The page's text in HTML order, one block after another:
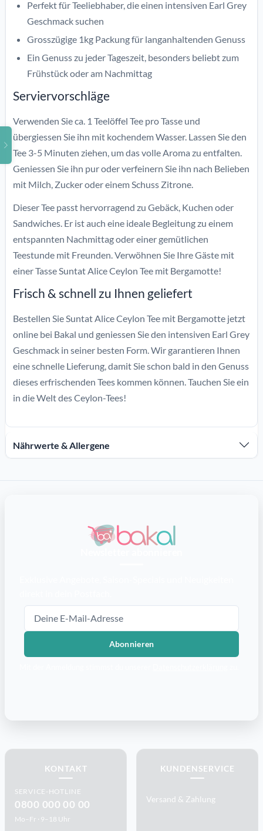
Perfekt für Teeliebhaber, die einen intensiven Earl Grey
Geschmack suchen
Grosszügige 1kg Packung für langanhaltenden Genuss
Ein Genuss zu jeder Tageszeit, besonders beliebt zum
Frühstück oder am Nachmittag
Serviervorschläge
Verwenden Sie ca. 1 Teelöffel Tee pro Tasse und
übergiessen Sie ihn mit kochendem Wasser. Lassen Sie den
Tee 3-5 Minuten ziehen, um das volle Aroma zu entfalten.
Geniessen Sie ihn pur oder verfeinern Sie ihn nach Belieben
mit Milch, Zucker oder einem Schuss Zitrone.
Dieser Tee passt hervorragend zu Gebäck, Kuchen oder
Sandwiches. Er ist auch eine ideale Begleitung zu einem
entspannten Nachmittag oder einer gemütlichen
Teestunde mit Freunden. Verwöhnen Sie Ihre Gäste mit
einer Tasse Suntat Alice Ceylon Tee mit Bergamotte!
Frisch & schnell zu Ihnen geliefert
Bestellen Sie Suntat Alice Ceylon Tee mit Bergamotte jetzt
online bei Bakal und geniessen Sie den intensiven Earl Grey
Geschmack in seiner besten Form. Wir garantieren Ihnen
eine schnelle Lieferung, damit Sie schon bald in den Genuss
dieses erfrischenden Tees kommen können. Tauchen Sie ein
in die Welt des Ceylon-Tees!
Nährwerte & Allergene
E-Mail-Adresse
Abonnieren
KONTAKT
SERVICE-HOTLINE
0800 000 00 00
Mo–Fr · 9–18 Uhr
KUNDENSERVICE
Versand & Zahlung